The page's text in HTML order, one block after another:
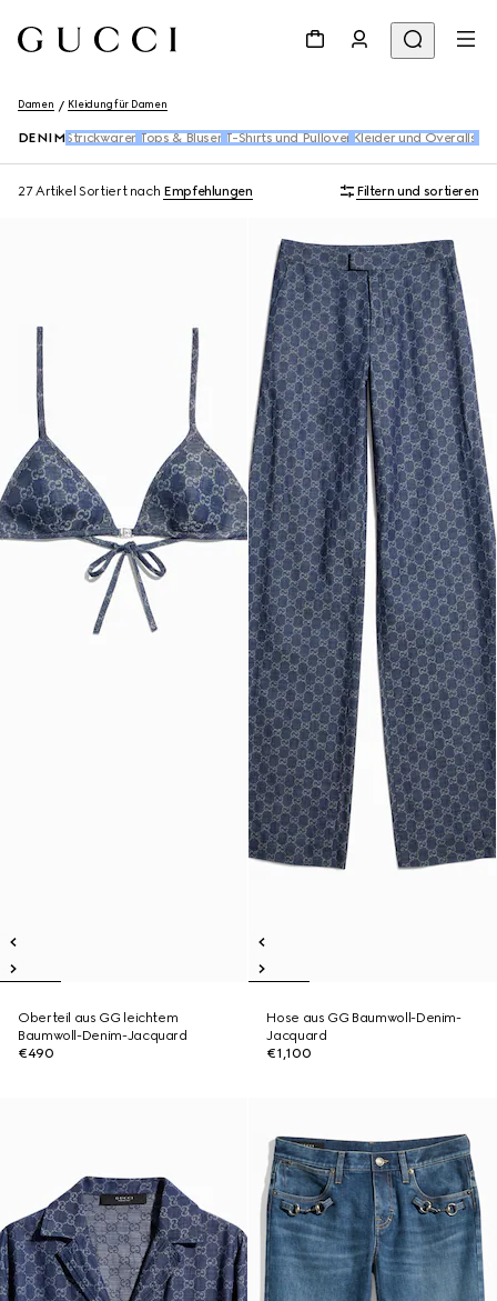
Damen Kleidung für Damen
DENIM Strickwaren Tops & Blusen​ T-Shirts und Pullover Kleider und Overalls
27 Artikel Sortiert nach Empfehlungen Filtern und sortieren
Oberteil aus GG leichtem
Baumwoll-Denim-Jacquard
€490
Hose aus GG Baumwoll-Denim-
Jacquard
€1,100